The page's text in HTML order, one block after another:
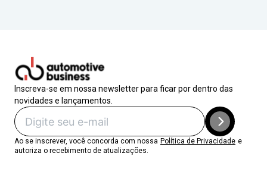
Inscreva-se em nossa newsletter para ficar por dentro das
novidades e lançamentos.
Ao se inscrever, você concorda com nossa Política de Privacidade e
autoriza o recebimento de atualizações.